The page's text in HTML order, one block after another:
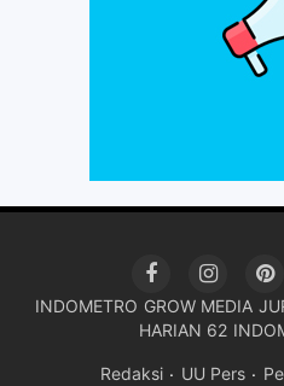
INDOMETRO GROW MEDIA
HARIAN 62
Redaksi UU Pers